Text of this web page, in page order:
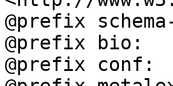
@prefix
@prefix bio:
@prefix conf: